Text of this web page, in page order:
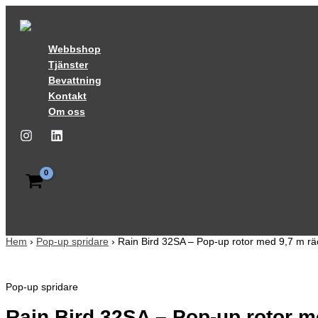
innehåll
Webbshop
Tjänster
Bevattning
Kontakt
Om oss
Hem › Pop-up spridare › Rain Bird 32SA – Pop-up rotor med 9,7 m
Pop-up spridare